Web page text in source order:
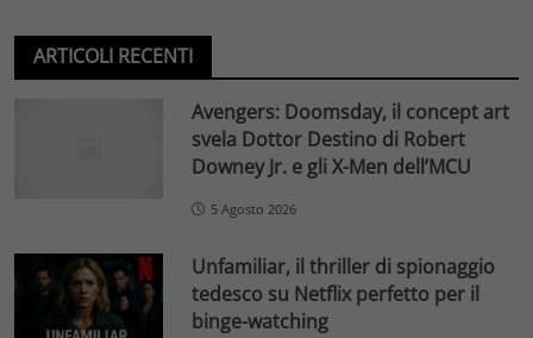
ARTICOLI RECENTI
Avengers: Doomsday, il concept art
svela Dottor Destino di Robert
Downey Jr. e gli X-Men dell’MCU
5 Agosto 2026
Unfamiliar, il thriller di spionaggio
tedesco su Netflix perfetto per il
binge-watching